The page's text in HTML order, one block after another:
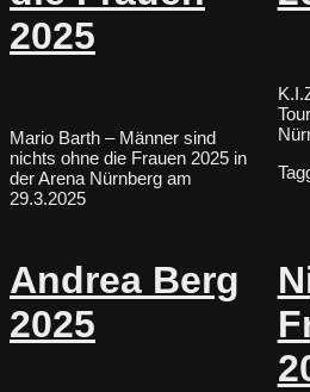
2025
Mario Barth – Männer sind
nichts ohne die Frauen 2025 in
der Arena Nürnberg am
29.3.2025
Andrea Berg
2025